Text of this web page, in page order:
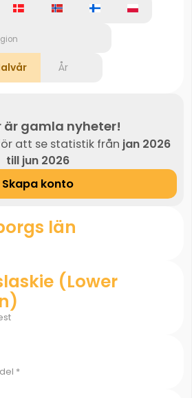
År
är gamla nyheter!
att se statistik från jan 2026
till jun 2026
Skapa konto
län
(Lower
*